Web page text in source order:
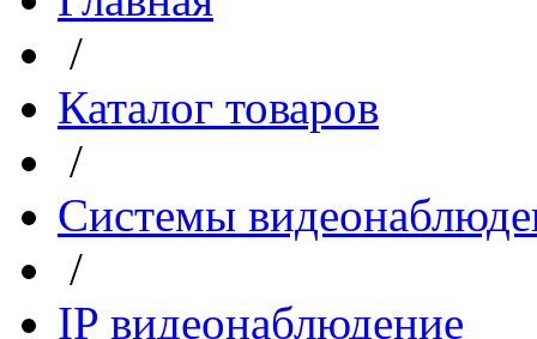
/
Каталог товаров
/
Системы
/
IP видеонаблюдение